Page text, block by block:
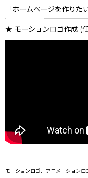
「ホームページを作り
★ モーションロゴ作成 (
モーションロゴ、アニメーション